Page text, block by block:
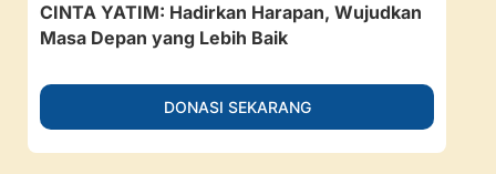
CINTA YATIM: Hadirkan Harapan, Wujudkan
Masa Depan yang Lebih Baik
DONASI SEKARANG